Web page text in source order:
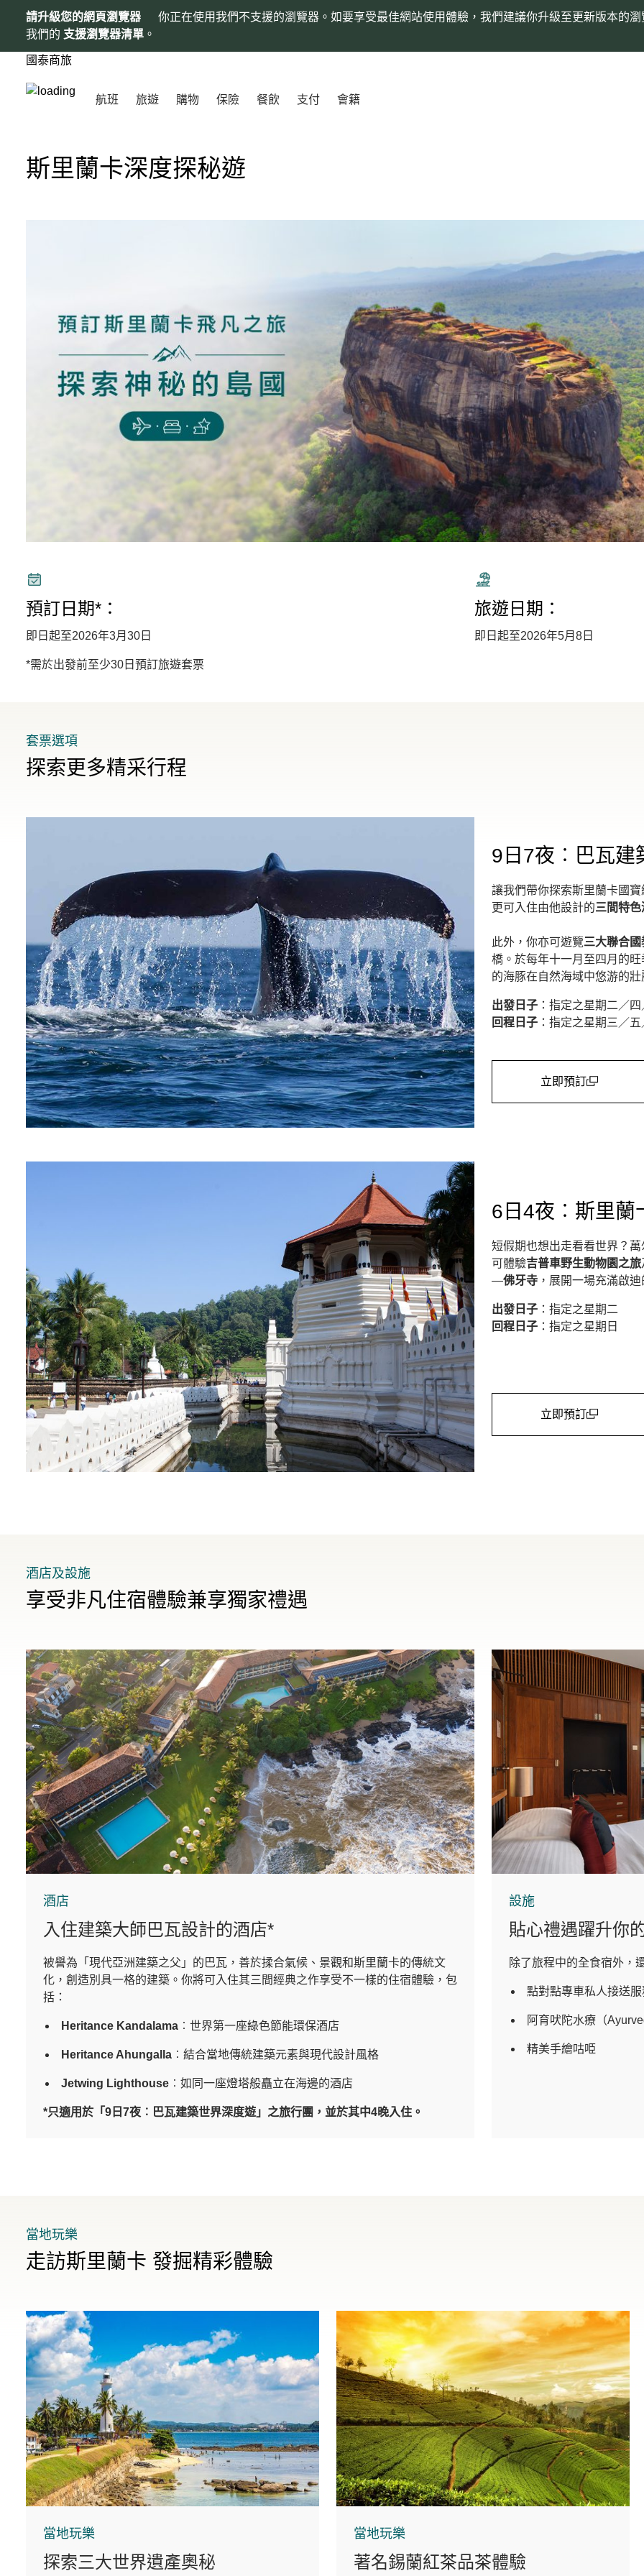
請升級您的網頁瀏覽器
你正在使用我們不支援的瀏覽器。如要享受最佳網站使用體驗，我們建議你升級至更新版本的
我們的 支援瀏覽器清單 。
國泰商旅
航班 旅遊 購物 保險 餐飲 支付 會籍
斯里蘭卡深度探秘遊
預訂日期*：
即日起至2026年3月30日
*需於出發前至少30日預訂旅遊套票
旅遊日期：
即日起至2026年5月8日
套票選項
探索更多精采行程
9日7夜︰巴瓦建
讓我們帶你探索斯里蘭卡國
更可入住由他設計的三間特色
此外，你亦可遊覽三大聯合
橋。於每年十一月至四月的
的海豚在自然海域中悠游的
出發日子 ：指定之星期二／
回程日子 ：指定之星期三／
立即預訂
6日4夜︰斯里蘭
短假期也想出走看看世界？
可體驗吉普車野生動物園之旅
—佛牙寺 ，展開一場充滿啟
出發日子 ：指定之星期二
回程日子 ：指定之星期日
立即預訂
酒店及設施
享受非凡住宿體驗兼享獨家禮遇
酒店
入住建築大師巴瓦設計的酒店*
被譽為「現代亞洲建築之父」的巴瓦，善於揉合氣候、景觀和斯里蘭卡的傳統文
化，創造別具一格的建築。你將可入住其三間經典之作享受不一樣的住宿體驗，包
括：
Heritance Kandalama ︰世界第一座綠色節能環保酒店
Heritance Ahungalla ︰結合當地傳統建築元素與現代設計風格
Jetwing Lighthouse ︰如同一座燈塔般矗立在海邊的酒店
*只適用於「9日7夜︰巴瓦建築世界深度遊」之旅行團，並於其中4晚入住。
設施
貼心禮遇躍升你
除了旅程中的全食宿外，
點對點專車私人接送
阿育吠陀水療（
精美手繪咕𠱸
當地玩樂
走訪斯里蘭卡 發掘精彩體驗
當地玩樂
探索三大世界遺產奧秘
當地玩樂
著名錫蘭紅茶品茶體驗